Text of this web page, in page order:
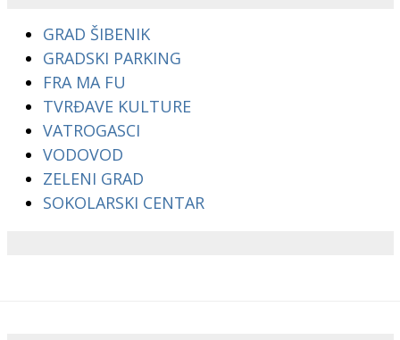
GRAD ŠIBENIK
GRADSKI PARKING
FRA MA FU
TVRĐAVE KULTURE
VATROGASCI
VODOVOD
ZELENI GRAD
SOKOLARSKI CENTAR